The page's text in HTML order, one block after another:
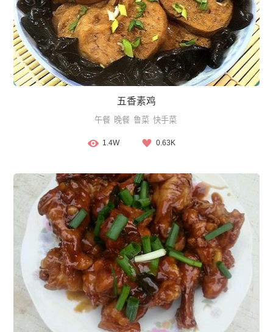
五香素鸡
午餐 晚餐 鲁菜 快手菜
1.4W 0.63K